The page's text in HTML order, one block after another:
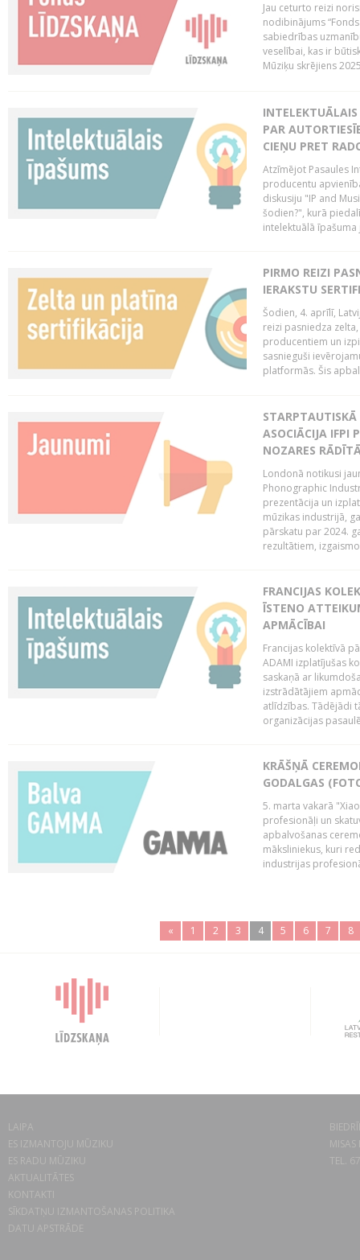
Jau ceturto reizi
nodibinājums
sabiedrības
veselībai, kas ir
Mūziķu skrējiens
PAR
CIEŅU PRET
Atzīmējot Pasaules
producentu
diskusiju "IP and
šodien?", kurā
intelektuālā
PIRMO REIZI
IERAKSTU
Šodien, 4. aprīlī,
reizi pasniedza
producentiem un
sasnieguši
platformās. Šis
STARPTAUTISKĀ
ASOCIĀCIJA IFPI
NOZARES
Londonā notikusi
Phonographic
prezentācija un
mūzikas industrijā,
pārskatu par 2024.
rezultātiem,
FRANCIJAS
ĪSTENO
APMĀCĪBAI
Francijas kolektīvā
ADAMI izplatījušas
saskaņā ar
izstrādātājiem
atlīdzības. Tādējādi
organizācijas
KRĀŠŅĀ
GODALGAS
5. marta vakarā
profesionāļi un
apbalvošanas
māksliniekus, kuri
industrijas
« 1 2 3 4 5 6 7 8
LAIPA
ES IZMANTOJU MŪZIKU
ES RADU MŪZIKU
AKTUALITĀTES
KONTAKTI
SĪKDATŅU IZMANTOŠANAS POLITIKA
DATU APSTRĀDE
TEL.